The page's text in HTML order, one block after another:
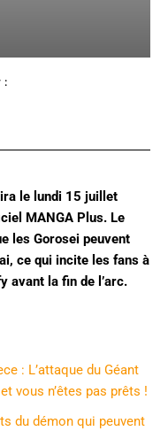
:
le lundi 15 juillet
MANGA Plus. Le
les Gorosei peuvent
ce qui incite les fans à
avant la fin de l’arc.
: L’attaque du Géant
vous n’êtes pas prêts !
du démon qui peuvent